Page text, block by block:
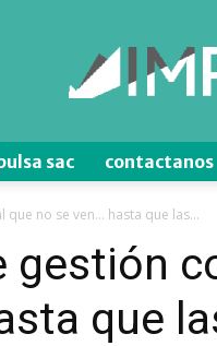
sac contactanos
no se ven… hasta que las...
gestión
que